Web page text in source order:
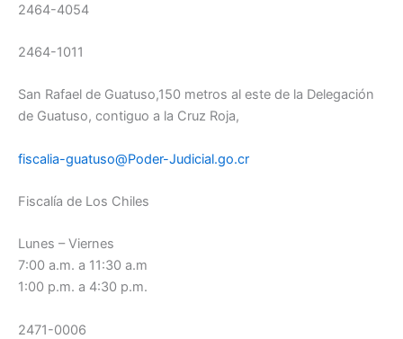
2464-4054
2464-1011
San Rafael de Guatuso,150 metros al este de la Delegación
de Guatuso, contiguo a la Cruz Roja,
fiscalia-guatuso@Poder-Judicial.go.cr
Fiscalía de Los Chiles
Lunes – Viernes
7:00 a.m. a 11:30 a.m
1:00 p.m. a 4:30 p.m.
2471-0006